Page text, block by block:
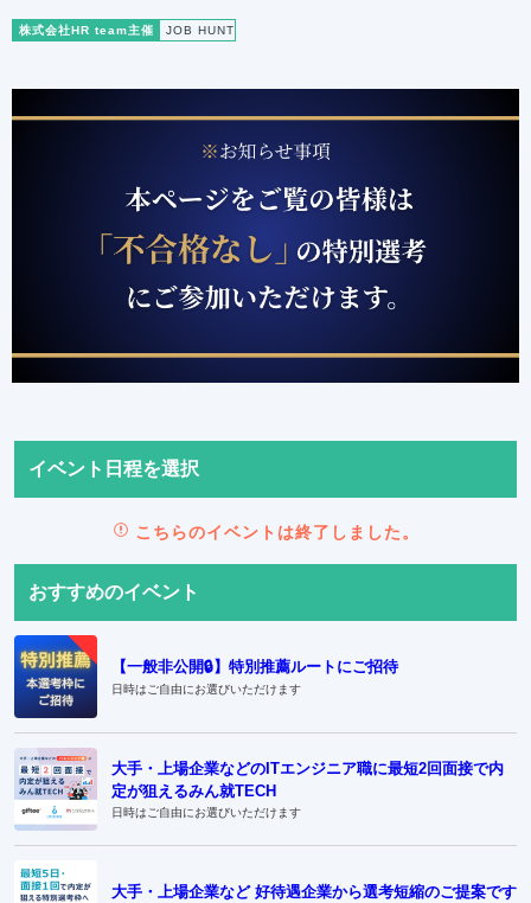
株式会社HR team主催 JOB HUNT
イベント日程を選択
こちらのイベントは終了しました。
おすすめのイベント
【一般非公開🔒️】特別推薦ルートにご招待
日時はご自由にお選びいただけます
大手・上場企業などのITエンジニア職に最短2回面接で内
定が狙えるみん就TECH
日時はご自由にお選びいただけます
大手・上場企業など 好待遇企業から選考短縮のご提案です